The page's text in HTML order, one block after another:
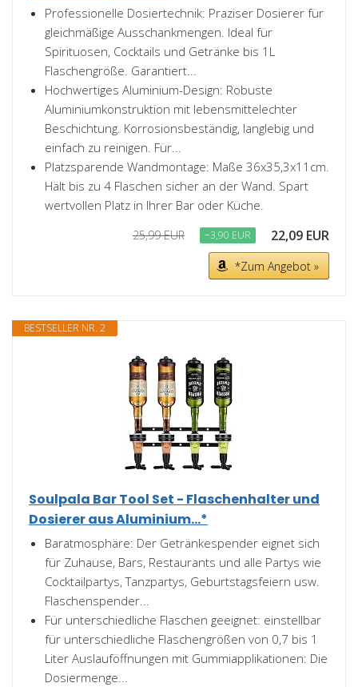
Professionelle Dosiertechnik: Praziser Dosierer für
gleichmäßige Ausschankmengen. Ideal für
Spirituosen, Cocktails und Getränke bis 1L
Flaschengröße. Garantiert...
Hochwertiges Aluminium-Design: Robuste
Aluminiumkonstruktion mit lebensmittelechter
Beschichtung. Korrosionsbeständig, langlebig und
einfach zu reinigen. Für...
Platzsparende Wandmontage: Maße 36x35,3x11cm.
Hält bis zu 4 Flaschen sicher an der Wand. Spart
wertvollen Platz in Ihrer Bar oder Küche.
25,99 EUR −3,90 EUR 22,09 EUR
*Zum Angebot »
BESTSELLER NR. 2
Soulpala Bar Tool Set - Flaschenhalter und
Dosierer aus Aluminium...*
Baratmosphäre: Der Getränkespender eignet sich
für Zuhause, Bars, Restaurants und alle Partys wie
Cocktailpartys, Tanzpartys, Geburtstagsfeiern usw.
Flaschenspender...
Für unterschiedliche Flaschen geeignet: einstellbar
für unterschiedliche Flaschengrößen von 0,7 bis 1
Liter Auslauföffnungen mit Gummiapplikationen: Die
Dosiermenge...